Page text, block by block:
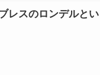
レスのロンデルと